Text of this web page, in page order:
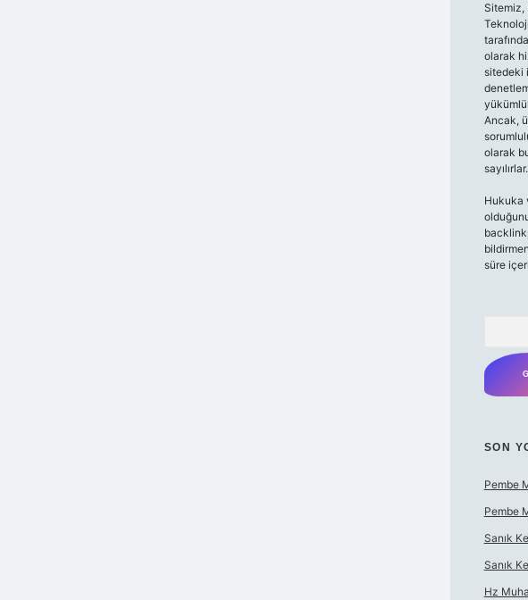
Sitemiz,
olarak
sitedeki
Ancak,
olarak
sayılırlar.
Hukuka
süre
SON
Pembe
Pembe
Sanık
Sanık
Hz